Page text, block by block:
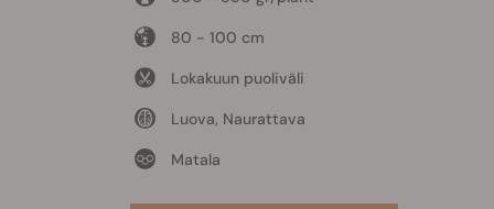
80 - 100 cm
Lokakuun puoliväli
Luova, Naurattava
Matala